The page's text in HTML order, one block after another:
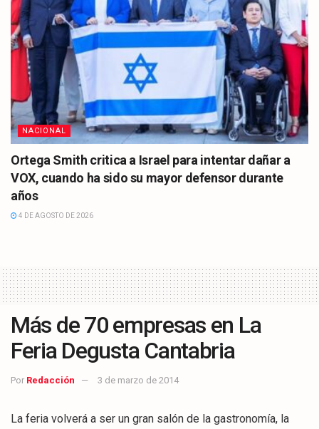
NACIONAL
Ortega Smith critica a Israel para intentar dañar a
VOX, cuando ha sido su mayor defensor durante
años
4 DE AGOSTO DE 2026
Más de 70 empresas en La
Feria Degusta Cantabria
Por Redacción 3 de marzo de 2014
La feria volverá a ser un gran salón de la gastronomía, la